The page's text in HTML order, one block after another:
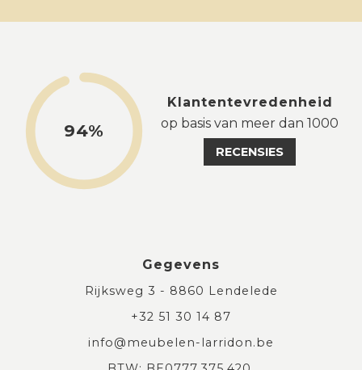
94%
Klantentevredenheid
op basis van meer dan 1000
RECENSIES
Gegevens
Rijksweg 3 - 8860 Lendelede
+32 51 30 14 87
info@meubelen-larridon.be